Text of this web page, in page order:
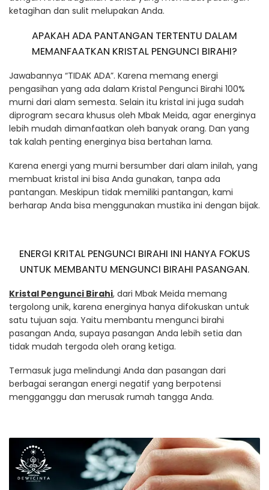
ketagihan dan sulit melupakan Anda.
APAKAH ADA PANTANGAN TERTENTU DALAM
MEMANFAATKAN KRISTAL PENGUNCI BIRAHI?
Jawabannya “TIDAK ADA”. Karena memang energi
pengasihan yang ada dalam Kristal Pengunci Birahi 100%
murni dari alam semesta. Selain itu kristal ini juga sudah
diprogram secara khusus oleh Mbak Meida, agar energinya
lebih mudah dimanfaatkan oleh banyak orang. Dan yang
tak kalah penting energinya bisa bertahan lama.
Karena energi yang murni bersumber dari alam inilah, yang
membuat kristal ini bisa Anda gunakan, tanpa ada
pantangan. Meskipun tidak memiliki pantangan, kami
berharap Anda bisa menggunakan mustika ini dengan bijak.
ENERGI KRITAL PENGUNCI BIRAHI INI HANYA FOKUS
UNTUK MEMBANTU MENGUNCI BIRAHI PASANGAN.
Kristal Pengunci Birahi, dari Mbak Meida memang
tergolong unik, karena energinya hanya difokuskan untuk
satu tujuan saja. Yaitu membantu mengunci birahi
pasangan Anda, supaya pasangan Anda lebih setia dan
tidak mudah tergoda oleh orang ketiga.
Termasuk juga melindungi Anda dan pasangan dari
berbagai serangan energi negatif yang berpotensi
mengganggu dan merusak rumah tangga Anda.